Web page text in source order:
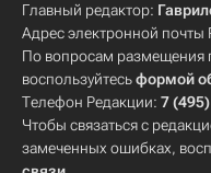
Главный редактор:
Адрес электронной почты
По вопросам размещения
воспользуйтесьформой
Телефон Редакции: 7
Чтобы связаться с
замеченных ошибках,